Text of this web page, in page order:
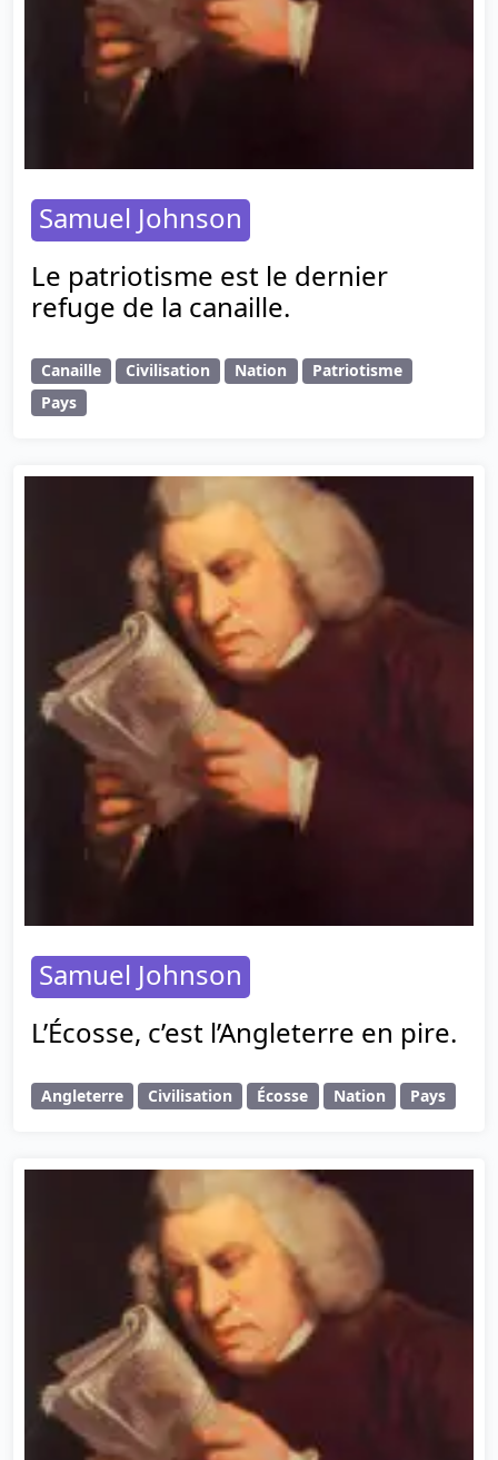
Samuel Johnson
Le patriotisme est le dernier
refuge de la canaille.
Canaille Civilisation Nation
Patriotisme
Pays
Samuel Johnson
L’Écosse, c’est l’Angleterre en pire.
Angleterre Civilisation Écosse Nation Pays